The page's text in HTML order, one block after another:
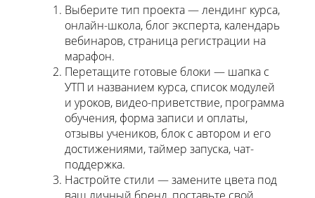
Выберите тип проекта — лендинг курса,
онлайн-школа, блог эксперта, календарь
вебинаров, страница регистрации на
марафон.
Перетащите готовые блоки — шапка с
УТП и названием курса, список модулей
и уроков, видео-приветствие, программа
обучения, форма записи и оплаты,
отзывы учеников, блок с автором и его
достижениями, таймер запуска, чат-
поддержка.
Настройте стили — замените цвета под